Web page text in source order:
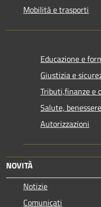
Mobilità e trasporti
Educazione e
Giustizia e
Tributi,finanze e
Salute,
Autorizzazioni
NOVITÀ
Notizie
Comunicati